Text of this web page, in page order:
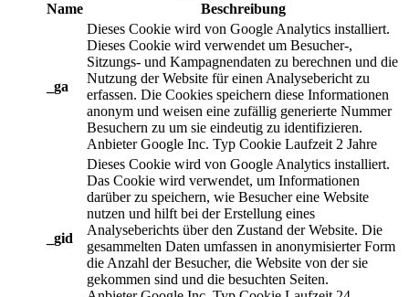
Name
Beschreibung
_ga
Dieses Cookie wird von Google Analytics installiert.
Dieses Cookie wird verwendet um Besucher-,
Sitzungs- und Kampagnendaten zu berechnen und die
Nutzung der Website für einen Analysebericht zu
erfassen. Die Cookies speichern diese Informationen
anonym und weisen eine zufällig generierte Nummer
Besuchern zu um sie eindeutig zu identifizieren.
Anbieter Google Inc. Typ Cookie Laufzeit 2 Jahre
_gid
Dieses Cookie wird von Google Analytics installiert.
Das Cookie wird verwendet, um Informationen
darüber zu speichern, wie Besucher eine Website
nutzen und hilft bei der Erstellung eines
Analyseberichts über den Zustand der Website. Die
gesammelten Daten umfassen in anonymisierter Form
die Anzahl der Besucher, die Website von der sie
gekommen sind und die besuchten Seiten.